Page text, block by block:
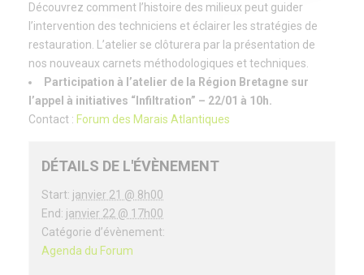
Découvrez comment l’histoire des milieux peut guider
l’intervention des techniciens et éclairer les stratégies de
restauration. L’atelier se clôturera par la présentation de
nos nouveaux carnets méthodologiques et techniques.
Participation à l’atelier de la Région Bretagne sur
l’appel à initiatives “Infiltration” – 22/01 à 10h.
Contact : Forum des Marais Atlantiques
DÉTAILS DE L'ÉVÈNEMENT
Start: janvier 21 @ 8h00
End: janvier 22 @ 17h00
Catégorie d’évènement:
Agenda du Forum